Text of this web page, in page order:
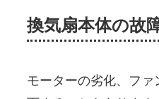
換気扇本体の故
モーターの劣化、フ